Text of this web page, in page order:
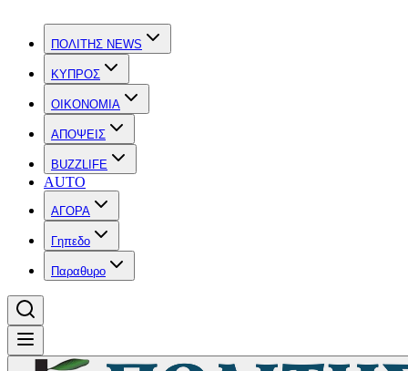
ΠΟΛΙΤΗΣ NEWS
ΚΥΠΡΟΣ
OIKONOMIA
ΑΠΟΨΕΙΣ
BUZZLIFE
AUTO
ΑΓΟΡΑ
Γηπεδο
Παραθυρο